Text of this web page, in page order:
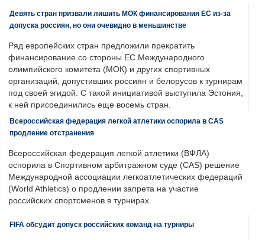
Девять стран призвали лишить МОК финансирования ЕС из-за
допуска россиян, но они очевидно в меньшинстве
Ряд европейских стран предложили прекратить
финансирование со стороны ЕС Международного
олимпийского комитета (МОК) и других спортивных
организаций, допустивших россиян и белорусов к турнирам
под своей эгидой. С такой инициативой выступила Эстония,
к ней присоединились еще восемь стран.
Всероссийская федерация легкой атлетики оспорила в CAS
продление отстранения
Всероссийская федерация легкой атлетики (ВФЛА)
оспорила в Спортивном арбитражном суде (CAS) решение
Международной ассоциации легкоатлетических федераций
(World Athletics) о продлении запрета на участие
российских спортсменов в турнирах.
FIFA обсудит допуск российских команд на турниры